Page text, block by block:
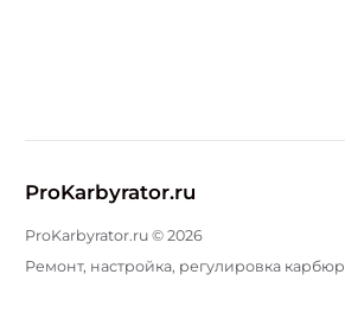
ProKarbyrator.ru
ProKarbyrator.ru © 2026
Ремонт, настройка, регулировка